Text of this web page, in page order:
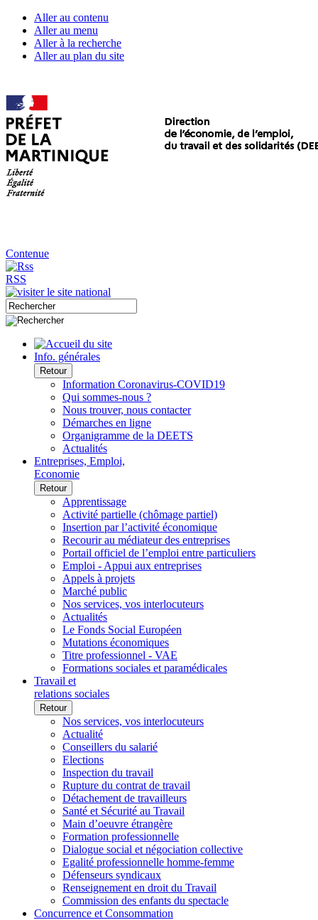
Aller au contenu
Aller au menu
Aller à la recherche
Aller au plan du site
Contenue
RSS
Info. générales
Retour
Information Coronavirus-COVID19
Qui sommes-nous ?
Nous trouver, nous contacter
Démarches en ligne
Organigramme de la DEETS
Actualités
Entreprises, Emploi,
Economie
Retour
Apprentissage
Activité partielle (chômage partiel)
Insertion par l’activité économique
Recourir au médiateur des entreprises
Portail officiel de l’emploi entre particuliers
Emploi - Appui aux entreprises
Appels à projets
Marché public
Nos services, vos interlocuteurs
Actualités
Le Fonds Social Européen
Mutations économiques
Titre professionnel - VAE
Formations sociales et paramédicales
Travail et
relations sociales
Retour
Nos services, vos interlocuteurs
Actualité
Conseillers du salarié
Elections
Inspection du travail
Rupture du contrat de travail
Détachement de travailleurs
Santé et Sécurité au Travail
Main d’oeuvre étrangère
Formation professionnelle
Dialogue social et négociation collective
Egalité professionnelle homme-femme
Défenseurs syndicaux
Renseignement en droit du Travail
Commission des enfants du spectacle
Concurrence et Consommation